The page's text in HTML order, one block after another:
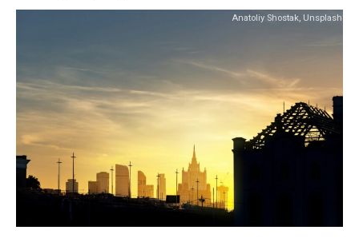
Anatoliy Shostak, Unsplash